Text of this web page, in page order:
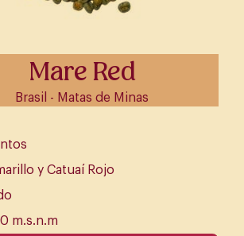
Mare Red
Brasil - Matas de Minas
y Catuaí Rojo
m.s.n.m